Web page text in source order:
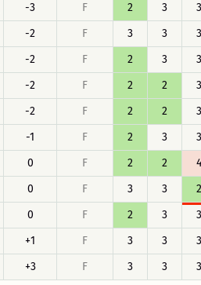
-3 F 2 3 3
-2 F 3 3 3
-2 F 2 3 3
-2 F 2 2 3
-2 F 2 2 3
-1 F 2 3 3
0 F 2 2 4
0 F 3 3 2
0 F 2 3 3
+1 F 3 3 3
+3 F 3 3 3